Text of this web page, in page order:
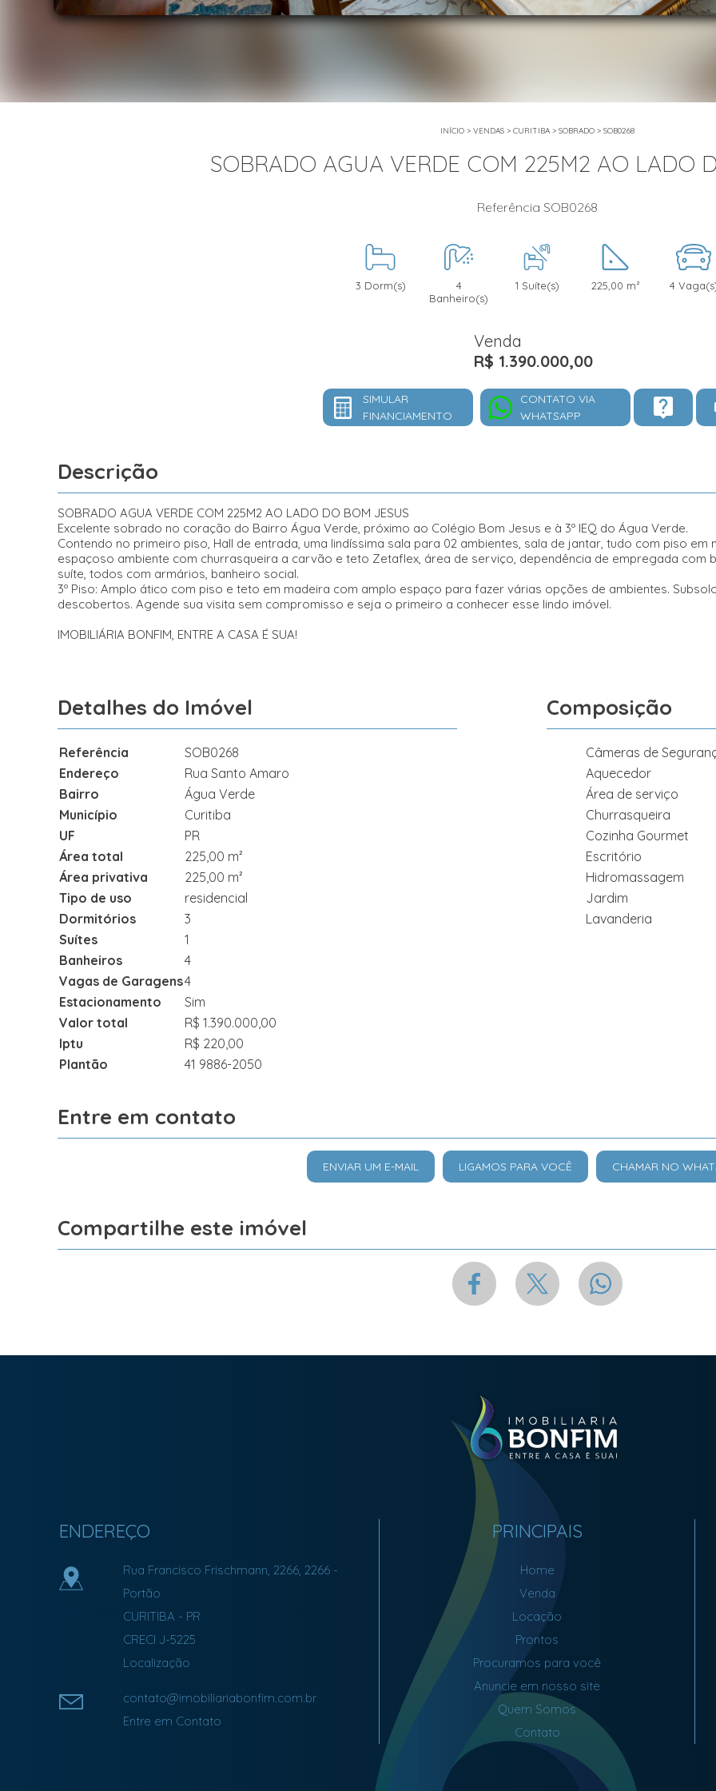
INÍCIO> VENDAS> CURITIBA> SOBRADO> SOB0268
SOBRADO AGUA VERDE COM 225M2 AO LADO
Referência SOB0268
3 Dorm(s)
4
Banheiro(s)
1 Suíte(s) 225,00 m² 4
Venda
R$ 1.390.000,00
SIMULAR
FINANCIAMENTO
CONTATO VIA
WHATSAPP
Descrição
SOBRADO AGUA VERDE COM 225M2 AO LADO DO BOM JESUS
Excelente sobrado no coração do Bairro Água Verde, próximo ao Colégio Bom Jesus e à 3º IEQ do Água Verde.
Contendo no primeiro piso, Hall de entrada, uma lindíssima sala para 02 ambientes, sala de jantar, tudo com piso
espaçoso ambiente com churrasqueira a carvão e teto Zetaflex, área de serviço, dependência de empregada com
suíte, todos com armários, banheiro social.
3º Piso: Amplo ático com piso e teto em madeira com amplo espaço para fazer várias opções de ambientes.
descobertos. Agende sua visita sem compromisso e seja o primeiro a conhecer esse lindo imóvel.
IMOBILIÁRIA BONFIM, ENTRE A CASA É SUA!
Detalhes do Imóvel
Referência
SOB0268
Endereço
Rua Santo Amaro
Bairro
Água Verde
Município
Curitiba
UF
PR
Área total
225,00 m²
Área privativa
225,00 m²
Tipo de uso
residencial
Dormitórios
3
Suítes
1
Banheiros
4
Vagas de Garagens4
Estacionamento
Sim
Valor total
R$ 1.390.000,00
Iptu
R$ 220,00
Plantão
41 9886-2050
Composição
Câmeras de
Aquecedor
Área de serviço
Churrasqueira
Cozinha Gourmet
Escritório
Hidromassagem
Jardim
Lavanderia
Entre em contato
ENVIAR UM E-MAIL LIGAMOS PARA VOCÊ CHAMAR NO
Compartilhe este imóvel
ENDEREÇO
Rua Francisco Frischmann, 2266, 2266 -
Portão
CURITIBA - PR
CRECI J-5225
Localização
contato@imobiliariabonfim.com.br
Entre em Contato
PRINCIPAIS
Home
Venda
Locação
Prontos
Procuramos para você
Anuncie em nosso site
Quem Somos
Contato